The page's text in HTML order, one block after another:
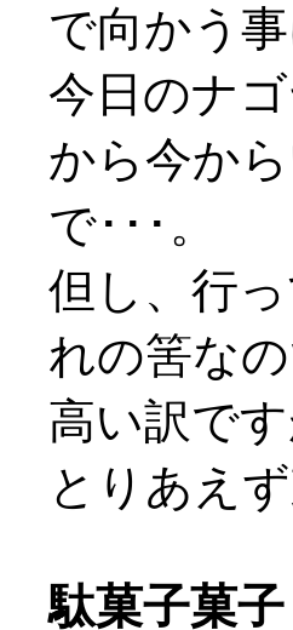
で向かう
今日のナ
から今か
で･･･。
但し、行
れの筈な
高い訳です
とりあえ
駄菓子菓子